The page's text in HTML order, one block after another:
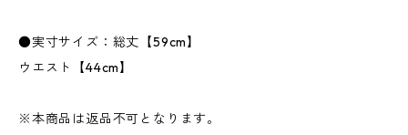
●実寸サイズ：総丈【59cm】
ウエスト【44cm】
※本商品は返品不可となります。